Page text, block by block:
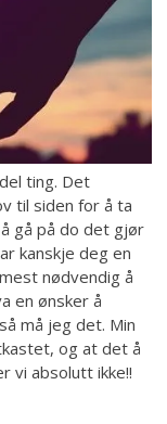
ting. Det
til siden for å ta
gå på do det gjør
kanskje deg en
nødvendig å
en ønsker å
må jeg det. Min
og at det å
vi absolutt ikke!!